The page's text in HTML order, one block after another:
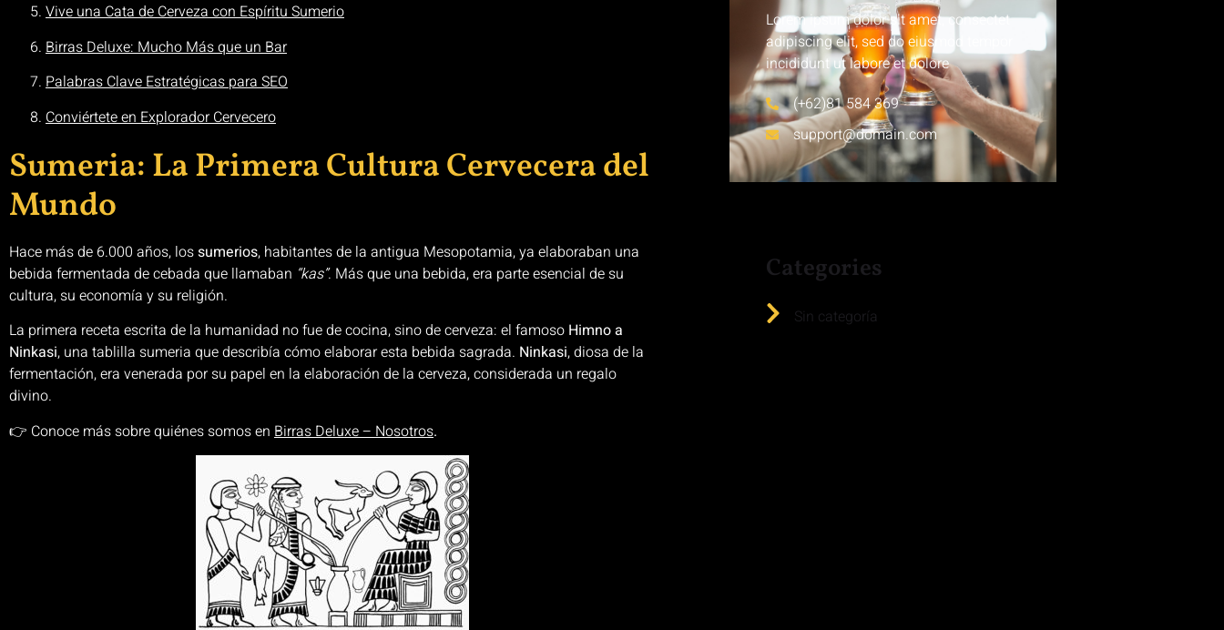
Vive una Cata de Cerveza con Espíritu Sumerio
Birras Deluxe: Mucho Más que un Bar
Palabras Clave Estratégicas para SEO
Conviértete en Explorador Cervecero
Sumeria: La Primera Cultura Cervecera del
Mundo
Hace más de 6.000 años, lossumerios, habitantes de la antigua Mesopotamia, ya elaboraban una
bebida fermentada de cebada que llamaban “kas”. Más que una bebida, era parte esencial de su
cultura, su economía y su religión.
La primera receta escrita de la humanidad no fue de cocina, sino de cerveza: el famoso Himno a
Ninkasi, una tablilla sumeria que describía cómo elaborar esta bebida sagrada. Ninkasi, diosa de la
fermentación, era venerada por su papel en la elaboración de la cerveza, considerada un regalo
divino.
👉 Conoce más sobre quiénes somos en Birras Deluxe – Nosotros.
Lorem ipsum dolor sit amet, consectet
adipiscing elit, sed do eiusmod tempor
incididunt ut labore et dolore
(+62)81 584 369
support@domain.com
Categories
Sin categoría